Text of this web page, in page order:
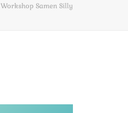
Workshop Samen Silly